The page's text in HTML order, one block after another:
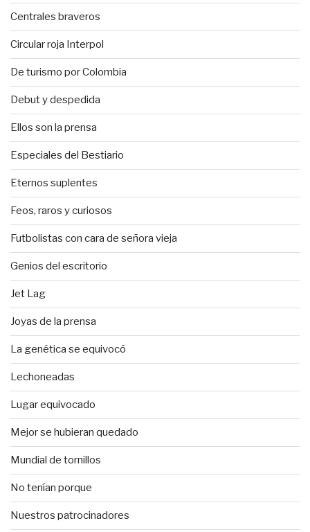
Centrales braveros
Circular roja Interpol
De turismo por Colombia
Debut y despedida
Ellos son la prensa
Especiales del Bestiario
Eternos suplentes
Feos, raros y curiosos
Futbolistas con cara de señora vieja
Genios del escritorio
Jet Lag
Joyas de la prensa
La genética se equivocó
Lechoneadas
Lugar equivocado
Mejor se hubieran quedado
Mundial de tornillos
No tenían porque
Nuestros patrocinadores